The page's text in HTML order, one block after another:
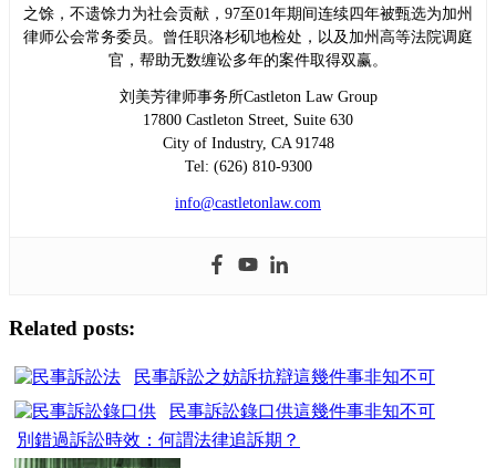
之馀，不遗馀力为社会贡献，97至01年期间连续四年被甄选为加州
律师公会常务委员。曾任职洛杉矶地检处，以及加州高等法院调庭
官，帮助无数缠讼多年的案件取得双赢。
刘美芳律师事务所Castleton Law Group
17800 Castleton Street, Suite 630
City of Industry, CA 91748
Tel: (626) 810-9300
info@castletonlaw.com
Related posts:
民事訴訟之妨訴抗辯這幾件事非知不可
民事訴訟錄口供這幾件事非知不可
別錯過訴訟時效：何謂法律追訴期？